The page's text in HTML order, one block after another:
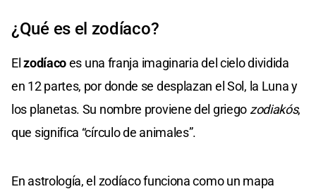
¿Qué es el zodíaco?
Elzodíacoes una franja imaginaria del cielo dividida
en 12 partes, por donde se desplazan el Sol, la Luna y
los planetas. Su nombre proviene del griego zodiakós,
que significa “círculo de animales”.
En astrología, el zodíaco funciona como un mapa